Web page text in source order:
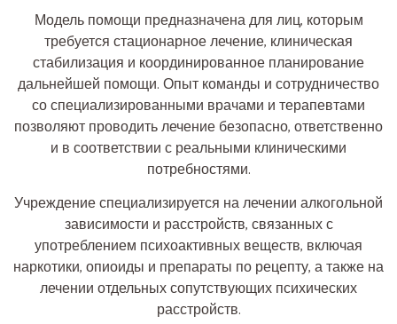
Модель помощи предназначена для лиц, которым
требуется стационарное лечение, клиническая
стабилизация и координированное планирование
дальнейшей помощи. Опыт команды и сотрудничество
со специализированными врачами и терапевтами
позволяют проводить лечение безопасно, ответственно
и в соответствии с реальными клиническими
потребностями.
Учреждение специализируется на лечении алкогольной
зависимости и расстройств, связанных с
употреблением психоактивных веществ, включая
наркотики, опиоиды и препараты по рецепту, а также на
лечении отдельных сопутствующих психических
расстройств.